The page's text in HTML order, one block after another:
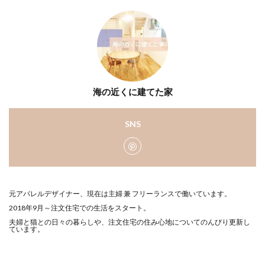
海の近くに建てた家
SNS
元アパレルデザイナー、現在は主婦 兼 フリーランスで働いています。
2018年9月～注文住宅での生活をスタート。
夫婦と猫との日々の暮らしや、注文住宅の住み心地についてのんびり更新し
ています。